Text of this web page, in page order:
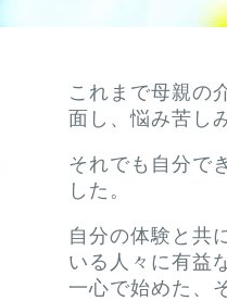
これまで母親の
面し、悩み苦し
それでも自分で
した。
自分の体験と共
いる人々に有益
一心で始めた、